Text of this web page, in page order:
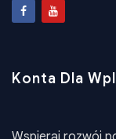
Konta Dla